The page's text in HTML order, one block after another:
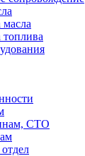
масла
топлива
СТО